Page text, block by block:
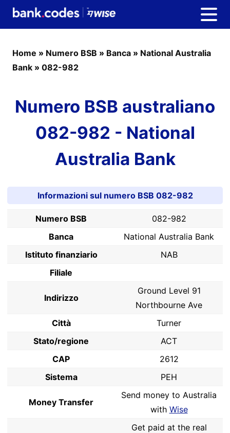
Home » Numero BSB » Banca » National Australia
Bank » 082-982
Numero BSB australiano
082-982 - National
Australia Bank
Informazioni sul numero BSB 082-982
Numero BSB
082-982
Banca
National Australia Bank
Istituto finanziario
NAB
Filiale
Indirizzo
Ground Level 91
Northbourne Ave
Città
Turner
Stato/regione
ACT
CAP
2612
Sistema
PEH
Money Transfer
Send money to Australia
with Wise
Get paid at the real